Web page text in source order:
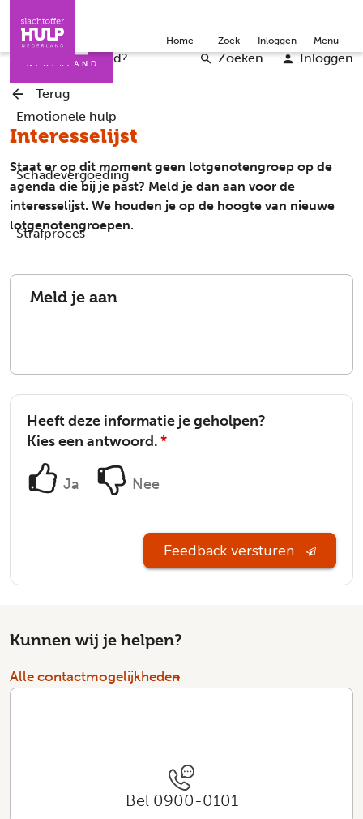
Iemand helpen Word vrijwilliger English
Wat is er gebeurd?
Emotionele hulp
Schadevergoeding
Strafproces
Zoeken Inloggen
Home Zoek Inloggen Menu
Terug
Interesselijst
Staat er op dit moment geen lotgenotengroep op de
agenda die bij je past? Meld je dan aan voor de
interesselijst. We houden je op de hoogte van nieuwe
lotgenotengroepen.
Meld je aan
Heeft deze informatie je geholpen?
Kies een antwoord.*
Ja Nee
Feedback versturen
Kunnen wij je helpen?
Alle contactmogelijkheden
Bel 0900-0101